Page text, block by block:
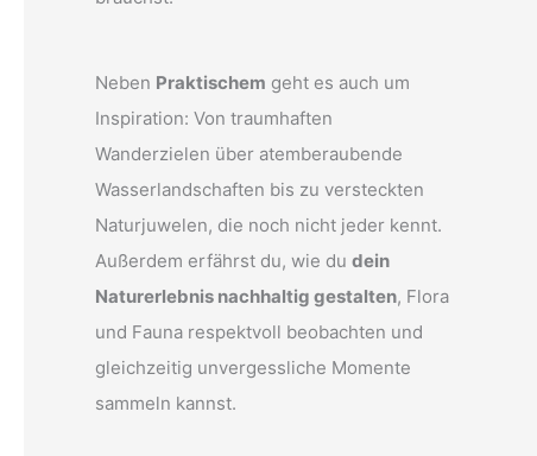
Neben Praktischem geht es auch um
Inspiration: Von traumhaften
Wanderzielen über atemberaubende
Wasserlandschaften bis zu versteckten
Naturjuwelen, die noch nicht jeder kennt.
Außerdem erfährst du, wie du dein
Naturerlebnis nachhaltig gestalten, Flora
und Fauna respektvoll beobachten und
gleichzeitig unvergessliche Momente
sammeln kannst.